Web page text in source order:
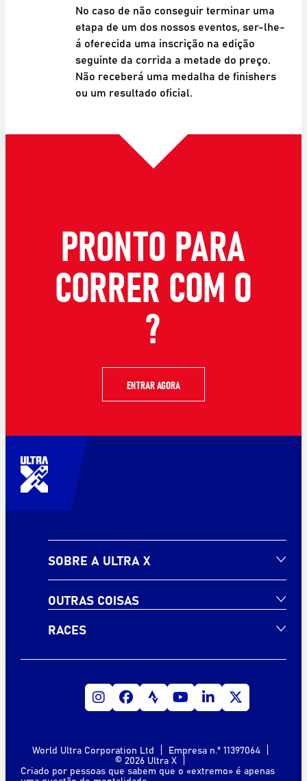
No caso de não conseguir terminar uma
etapa de um dos nossos eventos, ser-lhe-
á oferecida uma inscrição na edição
seguinte da corrida a metade do preço.
Não receberá uma medalha de finishers
ou um resultado oficial.
PRONTO PARA
CORRER COM O
?
ENTRAR AGORA
SOBRE A ULTRA X
OUTRAS COISAS
RACES
World Ultra Corporation Ltd Empresa n.º 11397064
© 2026 Ultra X
Criado por pessoas que sabem que o «extremo» é apenas